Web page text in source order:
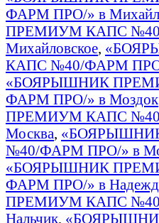
ФАРМ ПРО/» в
ПРЕМИУМ КАПС
Михайловское,
КАПС №40/ФАРМ ПРО/
«БОЯРЫШНИК
ФАРМ ПРО/» в Моздок
ПРЕМИУМ КАПС
Москва,
№40/ФАРМ ПРО/» в
«БОЯРЫШНИК
ФАРМ ПРО/» в
ПРЕМИУМ КАПС
Нальчик,